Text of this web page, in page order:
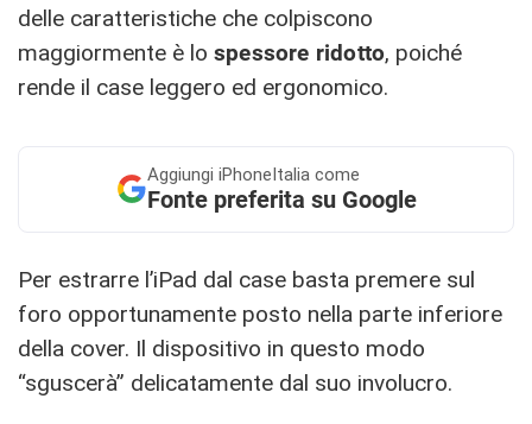
delle caratteristiche che colpiscono
maggiormente è lo spessore ridotto, poiché
rende il case leggero ed ergonomico.
Aggiungi iPhoneItalia come
Fonte preferita su Google
Per estrarre l’iPad dal case basta premere sul
foro opportunamente posto nella parte inferiore
della cover. Il dispositivo in questo modo
“sguscerà” delicatamente dal suo involucro.